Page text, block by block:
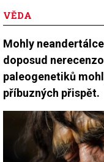
VĚDA
Mohly
doposud
paleogenetiků
příbuzných přispět.